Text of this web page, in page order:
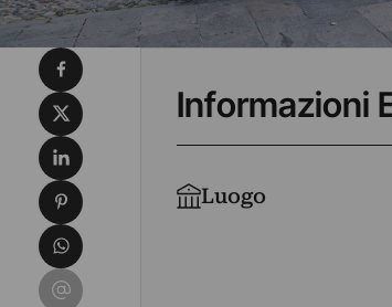
Informazioni
Luogo
Condividi su Facebook
Condividi su X
Condividi su LinkedIn
Condividi su Pinterest
Condividi su WhatsApp
Condividi su Email